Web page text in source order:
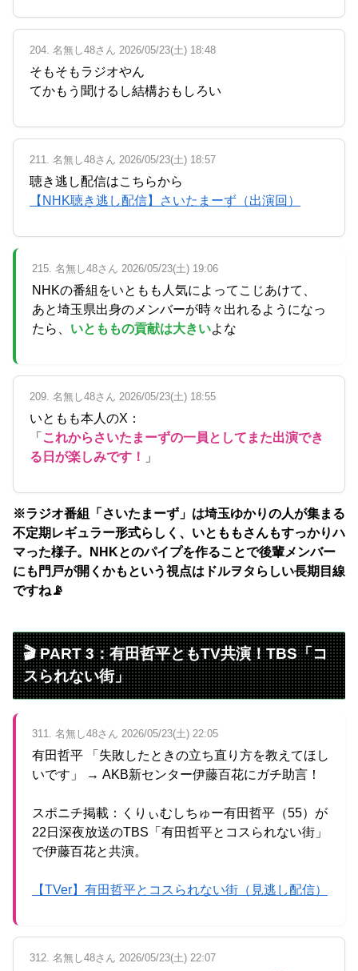
204. 名無し48さん 2026/05/23(土) 18:48
そもそもラジオやん
てかもう聞けるし結構おもしろい
211. 名無し48さん 2026/05/23(土) 18:57
聴き逃し配信はこちらから
【NHK聴き逃し配信】さいたまーず（出演回）
215. 名無し48さん 2026/05/23(土) 19:06
NHKの番組をいともも人気によってこじあけて、
あと埼玉県出身のメンバーが時々出れるようになっ
たら、 いとももの貢献は大きいよな
209. 名無し48さん 2026/05/23(土) 18:55
いともも本人のX：
「 これからさいたまーずの一員としてまた出演でき
る日が楽しみです！
」
※ラジオ番組「さいたまーず」は埼玉ゆかりの人が集まる
不定期レギュラー形式らしく、いとももさんもすっかりハ
マった様子。NHKとのパイプを作ることで後輩メンバー
にも門戸が開くかもという視点はドルヲタらしい長期目線
ですね📡
🎬 PART 3：有田哲平ともTV共演！TBS「コ
スられない街」
311. 名無し48さん 2026/05/23(土) 22:05
有田哲平 「失敗したときの立ち直り方を教えてほし
いです」 → AKB新センター伊藤百花にガチ助言！
スポニチ掲載：くりぃむしちゅー有田哲平（55）が
22日深夜放送のTBS「有田哲平とコスられない街」
で伊藤百花と共演。
【TVer】有田哲平とコスられない街（見逃し配信）
312. 名無し48さん 2026/05/23(土) 22:07